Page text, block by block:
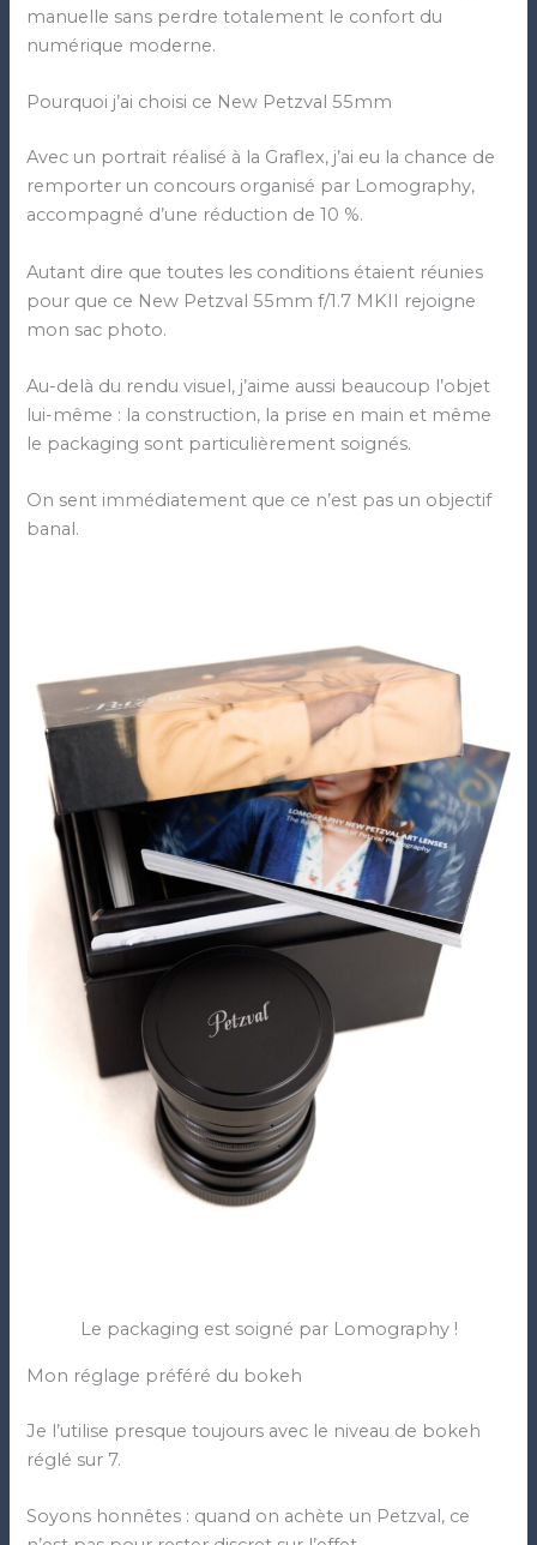
manuelle sans perdre totalement le confort du
numérique moderne.
Pourquoi j’ai choisi ce New Petzval 55mm
Avec un portrait réalisé à la Graflex, j’ai eu la chance de
remporter un concours organisé par Lomography,
accompagné d’une réduction de 10 %.
Autant dire que toutes les conditions étaient réunies
pour que ce New Petzval 55mm f/1.7 MKII rejoigne
mon sac photo.
Au-delà du rendu visuel, j’aime aussi beaucoup l’objet
lui-même : la construction, la prise en main et même
le packaging sont particulièrement soignés.
On sent immédiatement que ce n’est pas un objectif
banal.
Le packaging est soigné par Lomography !
Mon réglage préféré du bokeh
Je l’utilise presque toujours avec le niveau de bokeh
réglé sur 7.
Soyons honnêtes : quand on achète un Petzval, ce